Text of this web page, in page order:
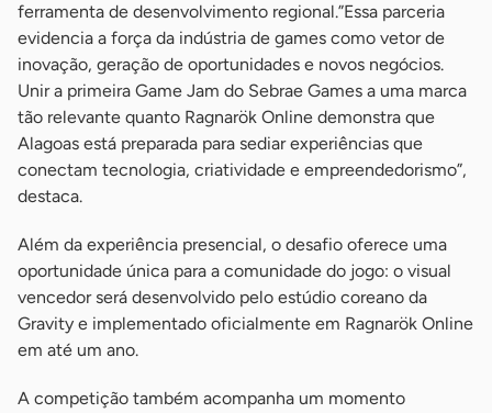
ferramenta de desenvolvimento regional.”Essa parceria
evidencia a força da indústria de games como vetor de
inovação, geração de oportunidades e novos negócios.
Unir a primeira Game Jam do Sebrae Games a uma marca
tão relevante quanto Ragnarök Online demonstra que
Alagoas está preparada para sediar experiências que
conectam tecnologia, criatividade e empreendedorismo”,
destaca.
Além da experiência presencial, o desafio oferece uma
oportunidade única para a comunidade do jogo: o visual
vencedor será desenvolvido pelo estúdio coreano da
Gravity e implementado oficialmente em Ragnarök Online
em até um ano.
A competição também acompanha um momento